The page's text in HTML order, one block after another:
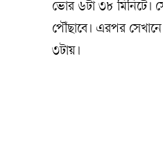
ভোর ৬টা ৩৮ মিনিটে।
পৌঁছাবে। এরপর সেখানে
৩টায়।